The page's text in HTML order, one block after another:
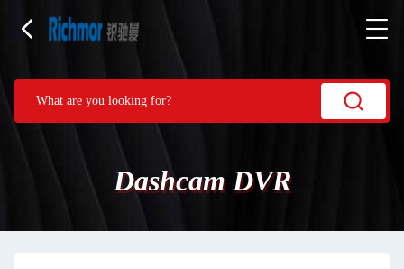
Dashcam DVR